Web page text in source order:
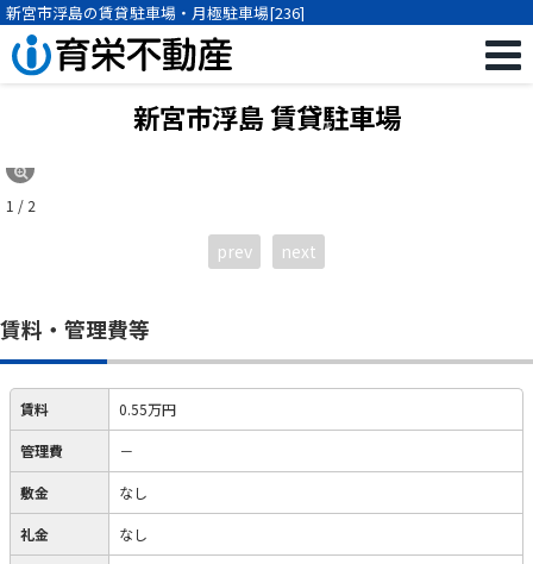
新宮市浮島の賃貸駐車場・月極駐車場[236]
新宮市浮島賃貸駐車場
1 / 2
prev next
賃料・管理費等
賃料 0.55万円
管理費 －
敷金 なし
礼金 なし